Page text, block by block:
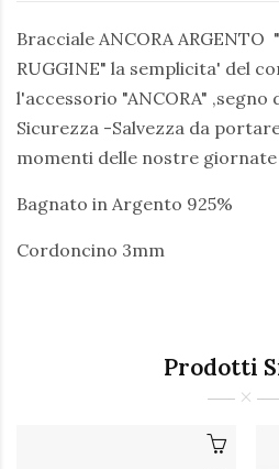
Bracciale ANCORA ARGENTO
RUGGINE" la semplicita' del
l'accessorio "ANCORA"
Sicurezza -Salvezza da
momenti delle nostre giornate
Bagnato in Argento 925%
Cordoncino 3mm
Prodotti